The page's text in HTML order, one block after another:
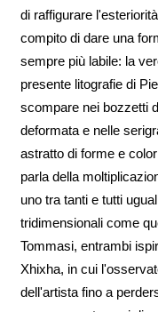
di raffigurare
compito di dare una
sempre più labile: la
presente litografie di
scompare nei bozzetti
deformata e nelle
astratto di forme e
parla della
uno tra tanti e tutti
tridimensionali come
Tommasi, entrambi
Xhixha, in cui
dell'artista fino a